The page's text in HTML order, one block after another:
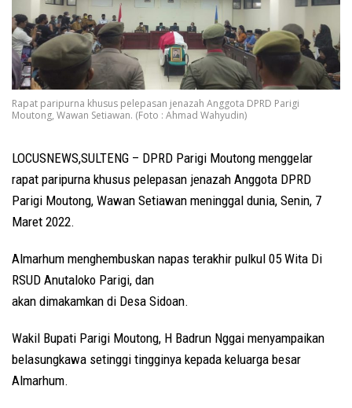
Rapat paripurna khusus pelepasan jenazah Anggota DPRD Parigi
Moutong, Wawan Setiawan. (Foto : Ahmad Wahyudin)
LOCUSNEWS,SULTENG – DPRD Parigi Moutong menggelar
rapat paripurna khusus pelepasan jenazah Anggota DPRD
Parigi Moutong, Wawan Setiawan meninggal dunia, Senin, 7
Maret 2022.
Almarhum menghembuskan napas terakhir pulkul 05 Wita Di
RSUD Anutaloko Parigi, dan
akan dimakamkan di Desa Sidoan.
Wakil Bupati Parigi Moutong, H Badrun Nggai menyampaikan
belasungkawa setinggi tingginya kepada keluarga besar
Almarhum.